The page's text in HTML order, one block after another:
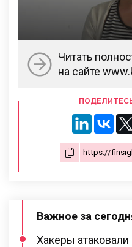
Читать
на сайте
Важное за
Хакеры